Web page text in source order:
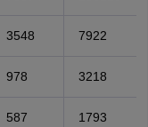
3548 7922
978 3218
587 1793